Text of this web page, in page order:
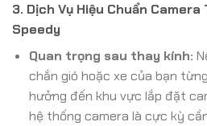
3. Dịch Vụ Hiệu Chuẩn
Speedy
Quan trọng sau thay kính:
chắn gió hoặc xe của bạn
hưởng đến khu vực lắp đặt
hệ thống camera là cực kỳ